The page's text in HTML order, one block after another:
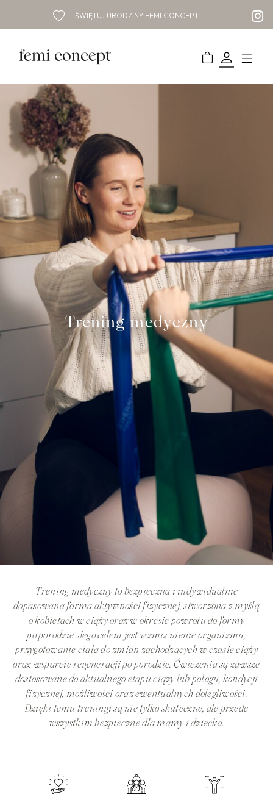
ŚWIĘTUJ URODZINY FEMI CONCEPT
Trening medyczny
Trening medyczny to bezpieczna i indywidualnie
dopasowana forma aktywności fizycznej, stworzona z myślą
o kobietach w ciąży oraz w okresie powrotu do formy
po porodzie. Jego celem jest wzmocnienie organizmu,
przygotowanie ciała do zmian zachodzących w czasie ciąży
oraz wsparcie regeneracji po porodzie. Ćwiczenia są zawsze
dostosowane do aktualnego etapu ciąży lub połogu, kondycji
fizycznej, możliwości oraz ewentualnych dolegliwości.
Dzięki temu treningi są nie tylko skuteczne, ale przede
wszystkim bezpieczne dla mamy i dziecka.